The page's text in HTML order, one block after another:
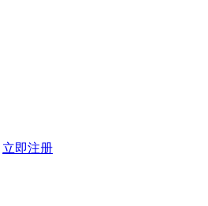
立即注册